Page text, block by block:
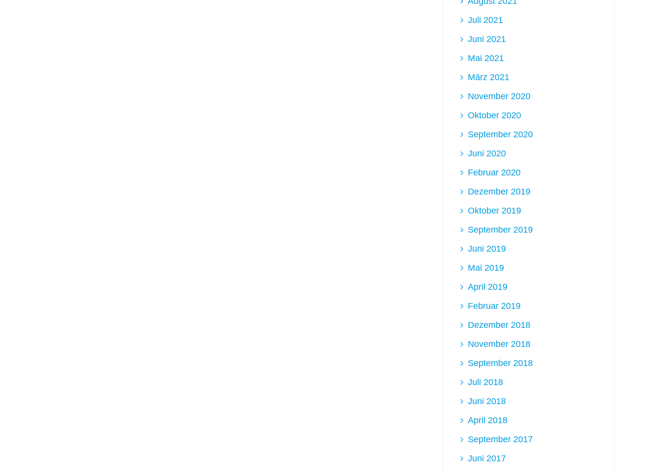
Juli 2021
Juni 2021
Mai 2021
März 2021
November 2020
Oktober 2020
September 2020
Juni 2020
Februar 2020
Dezember 2019
Oktober 2019
September 2019
Juni 2019
Mai 2019
April 2019
Februar 2019
Dezember 2018
November 2018
September 2018
Juli 2018
Juni 2018
April 2018
September 2017
Juni 2017